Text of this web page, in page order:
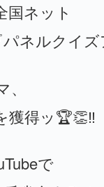
国ネット
ネルクイズ
獲得ッ🏆👏‼️
で